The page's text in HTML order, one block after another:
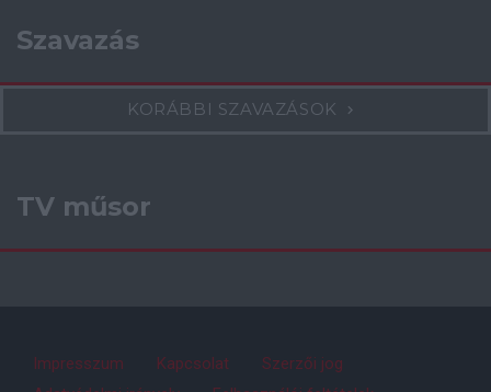
Szavazás
KORÁBBI SZAVAZÁSOK
TV műsor
Impresszum Kapcsolat
Szerzői jog